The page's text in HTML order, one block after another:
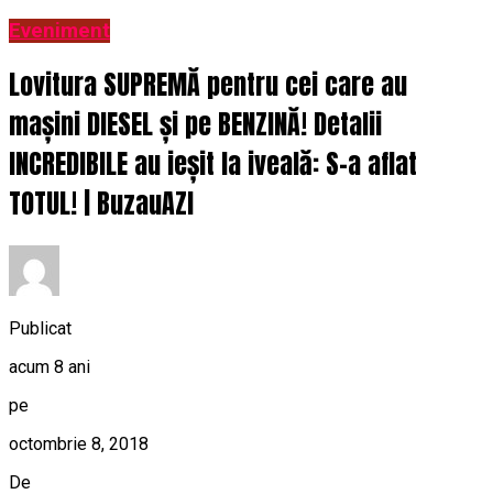
Eveniment
Lovitura SUPREMĂ pentru cei care au
mașini DIESEL și pe BENZINĂ! Detalii
INCREDIBILE au ieșit la iveală: S-a aflat
TOTUL! | BuzauAZI
Publicat
acum 8 ani
pe
octombrie 8, 2018
De